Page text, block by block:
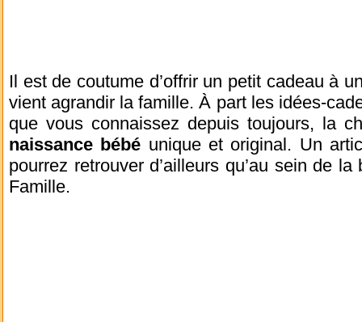
Il est de coutume d’offrir un petit cadeau à
vient agrandir la famille. À part les idées-
que vous connaissez depuis toujours, la
naissance bébé unique et original. Un
pourrez retrouver d’ailleurs qu’au sein de
Famille.